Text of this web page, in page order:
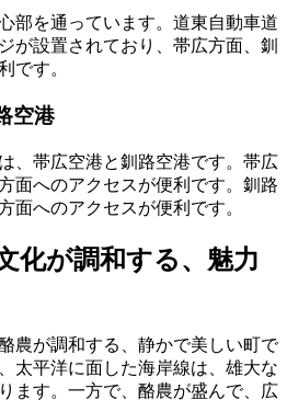
部を通っています。道東自動車道
が設置されており、帯広方面、釧
です。
空港
、帯広空港と釧路空港です。帯広
面へのアクセスが便利です。釧路
面へのアクセスが便利です。
化が調和する、魅力
農が調和する、静かで美しい町で
太平洋に面した海岸線は、雄大な
ます。一方で、酪農が盛んで、広